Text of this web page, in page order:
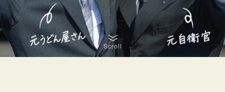
Scroll